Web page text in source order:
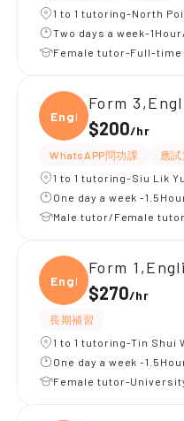
1 to 1 tutoring-North
Two days a week-
Female tutor-Full-time
Engli
Form
$200/hr
WhatsAPP問功課 應
1 to 1 tutoring-Siu Lik
One day a week -
Male tutor/Female
Engli
Form
$270/hr
長期補習
1 to 1 tutoring-Tin Shui
One day a week -
Female tutor-